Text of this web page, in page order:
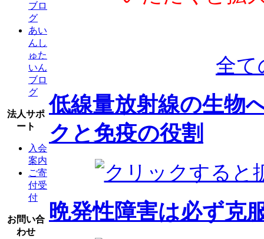
ブロ
グ
あい
んし
ゅた
いん
ブロ
グ
法人サポ
ート
入会
案内
ご寄
付受
付
お問い合
わせ
全て
低線量放射線の生物
クと免疫の役割
晩発性障害は必ず克